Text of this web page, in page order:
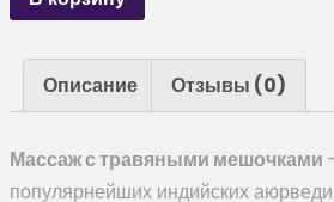
Описание Отзывы (0)
Массаж с травяными мешочками
популярнейших индийских